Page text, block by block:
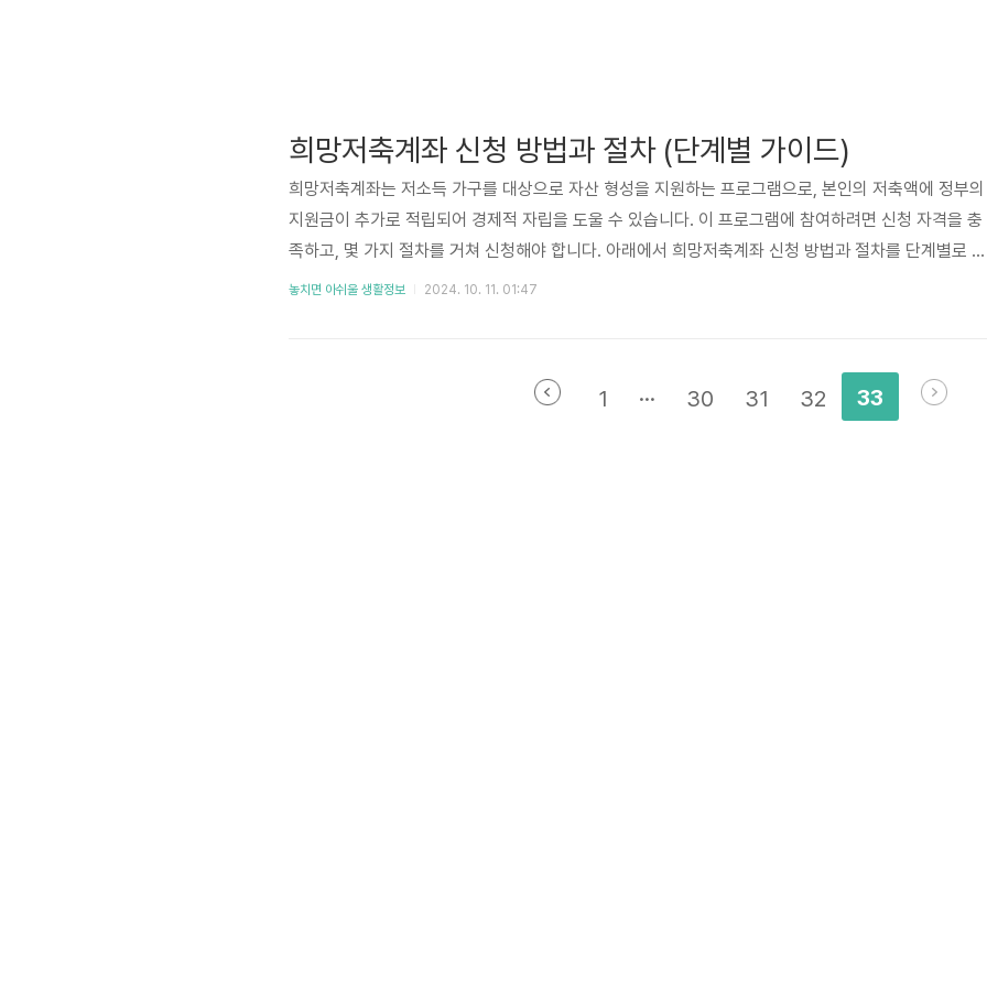
희망저축계좌 신청 방법과 절차 (단계별 가이드)
희망저축계좌는 저소득 가구를 대상으로 자산 형성을 지원하는 프로그램으로, 본인의 저축액에 정부의
지원금이 추가로 적립되어 경제적 자립을 도울 수 있습니다. 이 프로그램에 참여하려면 신청 자격을 충
족하고, 몇 가지 절차를 거쳐 신청해야 합니다. 아래에서 희망저축계좌 신청 방법과 절차를 단계별로 자
세히 확인해보세요. 1. 희망저축계좌 신청 자격 확인 신청을 하기 전에, 본인이 희망저축계좌 신청 자
가구가 대상입니다.II형: 주거급여, 교육급여 수급 가구 또는 차상위계층이 대상입니다. 자신의 소득 수
놓치면 아쉬울 생활정보 2024. 10. 11. 01:47
1 ··· 30 31 32 33